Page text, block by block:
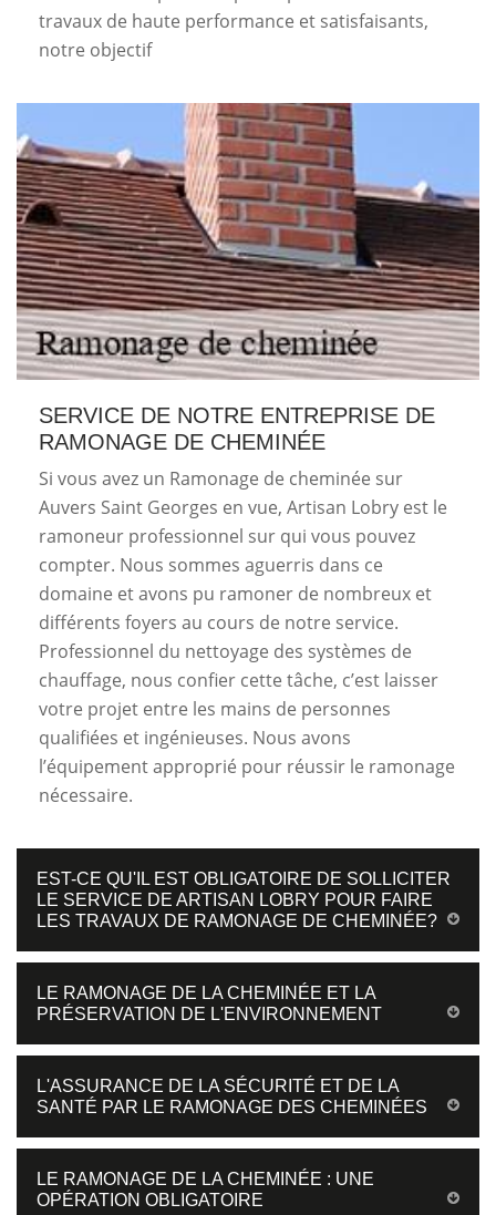
travaux de haute performance et satisfaisants,
notre objectif
SERVICE DE NOTRE ENTREPRISE DE
RAMONAGE DE CHEMINÉE
Si vous avez un Ramonage de cheminée sur
Auvers Saint Georges en vue, Artisan Lobry est le
ramoneur professionnel sur qui vous pouvez
compter. Nous sommes aguerris dans ce
domaine et avons pu ramoner de nombreux et
différents foyers au cours de notre service.
Professionnel du nettoyage des systèmes de
chauffage, nous confier cette tâche, c’est laisser
votre projet entre les mains de personnes
qualifiées et ingénieuses. Nous avons
l’équipement approprié pour réussir le ramonage
nécessaire.
EST-CE QU'IL EST OBLIGATOIRE DE SOLLICITER
LE SERVICE DE ARTISAN LOBRY POUR FAIRE
LES TRAVAUX DE RAMONAGE DE CHEMINÉE?
LE RAMONAGE DE LA CHEMINÉE ET LA
PRÉSERVATION DE L'ENVIRONNEMENT
L'ASSURANCE DE LA SÉCURITÉ ET DE LA
SANTÉ PAR LE RAMONAGE DES CHEMINÉES
LE RAMONAGE DE LA CHEMINÉE : UNE
OPÉRATION OBLIGATOIRE